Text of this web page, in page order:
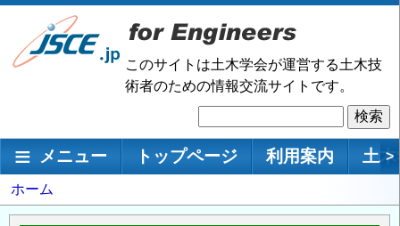
メ
ン
移
このサイトは土木学会が運営する土木技
術者のための情報交流サイトです。
索
メインナビゲーション
メニュー トップページ 利用案内 土 >
パ
ン
ホーム